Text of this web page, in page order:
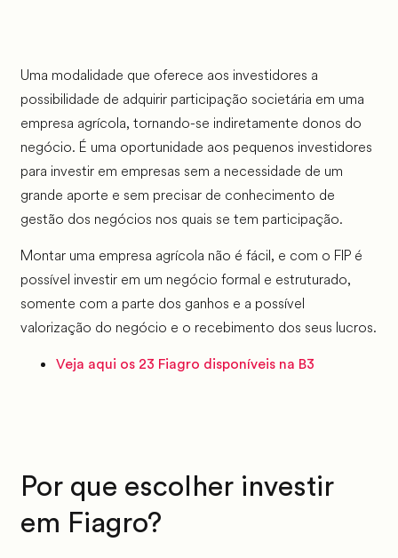
Uma modalidade que oferece aos investidores a
possibilidade de adquirir participação societária em uma
empresa agrícola, tornando-se indiretamente donos do
negócio. É uma oportunidade aos pequenos investidores
para investir em empresas sem a necessidade de um
grande aporte e sem precisar de conhecimento de
gestão dos negócios nos quais se tem participação.
Montar uma empresa agrícola não é fácil, e com o FIP é
possível investir em um negócio formal e estruturado,
somente com a parte dos ganhos e a possível
valorização do negócio e o recebimento dos seus lucros.
Veja aqui os 23 Fiagro disponíveis na B3
Por que escolher investir
em Fiagro?